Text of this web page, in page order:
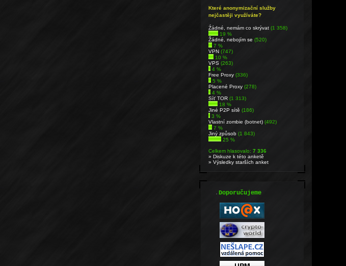
Které anonymizační služby
nejčastěji využíváte?
Źádné, nemám co skrývat(1 358)
19 %
Žádné, nebojím se(520)
7 %
VPN(747)
10 %
VPS(263)
4 %
Free Proxy(336)
5 %
Placené Proxy(278)
4 %
Síť TOR(1 313)
18 %
Jiné P2P sítě(186)
3 %
Vlastní zombie (botnet)(492)
7 %
Jiný způsob(1 843)
25 %
Celkem hlasovalo:7 336
» Diskuze k této anketě
» Výsledky starších anket
.Doporučujeme